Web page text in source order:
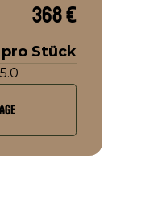
368 €
Stück